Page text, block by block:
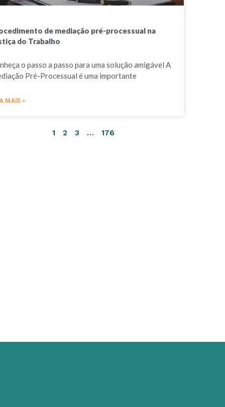
de mediação pré-processual na
do Trabalho
o passo a passo para uma solução amigável A
Pré-Processual é uma importante
MAIS »
1 2 3 … 176